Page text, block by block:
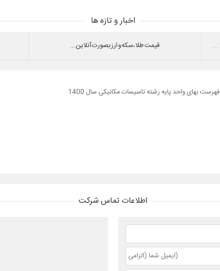
اخبار و تازه ها
قیمت طلا،سکه و ارز بصورت آنلاین...
فهرست بهای واحد پایه رشته تاسیسات مکانیکی سال 1400
اطلاعات تماس شرکت